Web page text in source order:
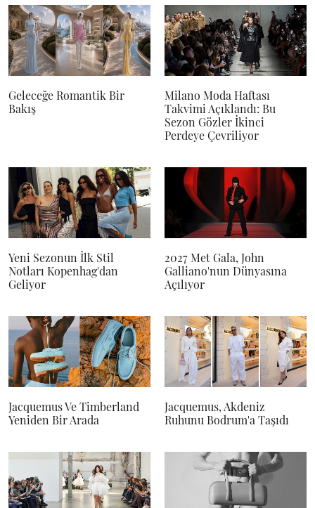
Geleceğe Romantik Bir
Bakış
Milano Moda Haftası
Takvimi Açıklandı: Bu
Sezon Gözler İkinci
Perdeye Çevriliyor
Yeni Sezonun İlk Stil
Notları Kopenhag'dan
Geliyor
2027 Met Gala, John
Galliano'nun Dünyasına
Açılıyor
Jacquemus Ve Timberland
Yeniden Bir Arada
Jacquemus, Akdeniz
Ruhunu Bodrum'a Taşıdı